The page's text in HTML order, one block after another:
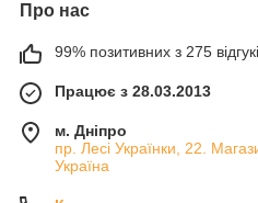
Про нас
99% позитивних з 275
Працює з 28.03.2013
м. Дніпро
пр. Лесі Українки, 22.
Україна